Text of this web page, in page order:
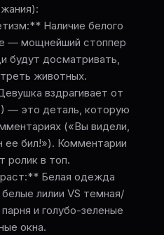
Наличие белого
— мощнейший стоппер
будут досматривать,
животных.
вздрагивает от
— это деталь, которую
(«Вы видели,
ее бил!»). Комментарии
ролик в топ.
Белая одежда
лилии VS темная/
и голубо-зеленые
окна.